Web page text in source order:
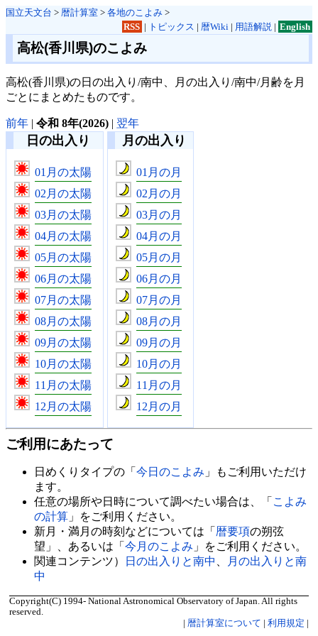
国立天文台 > 暦計算室 > 各地のこよみ >
RSS | トピックス | 暦Wiki| 用語解説| English
高松(香川県)のこよみ
高松(香川県)の日の出入り/南中、月の出入り/南中/月齢を月
ごとにまとめたものです。
前年 | 令和 8年(2026) | 翌年
日の出入り
01月の太陽
02月の太陽
03月の太陽
04月の太陽
05月の太陽
06月の太陽
07月の太陽
08月の太陽
09月の太陽
10月の太陽
11月の太陽
12月の太陽
月の出入り
01月の月
02月の月
03月の月
04月の月
05月の月
06月の月
07月の月
08月の月
09月の月
10月の月
11月の月
12月の月
ご利用にあたって
日めくりタイプの「 今日のこよみ 」もご利用いただけ
ます。
任意の場所や日時について調べたい場合は、「 こよみ
の計算 」をご利用ください。
新月・満月の時刻などについては「 暦要項の朔弦
望」、あるいは「 今月のこよみ 」をご利用ください。
関連コンテンツ）
日の出入りと南中
月の出入りと南
中
Copyright(C) 1994- National Astronomical Observatory of Japan. All rights
reserved.
| 暦計算室について | 利用規定 |